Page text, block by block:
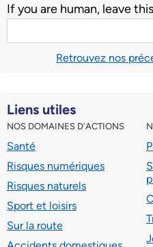
Liens utiles
NOS DOMAINES D'ACTIONS
Santé
Risques numériques
Risques naturels
Sport et loisirs
Sur la route
If you are human, leave
Retrouvez nos